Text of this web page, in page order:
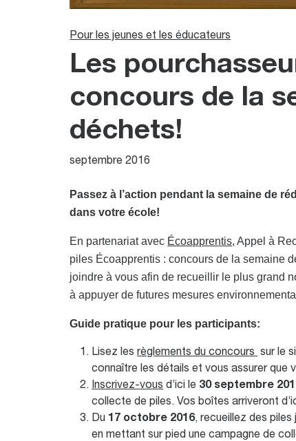
Pour les jeunes et les éducateurs
Les
concours de la
déchets!
septembre 2016
Passez à l’action pendant la semaine de
dans votre école!
En partenariat avec Écoapprentis, Appel à
piles Écoapprentis : concours de la semaine
joindre à vous afin de recueillir le plus grand
à appuyer de futures mesures
Guide pratique pour les participants:
Lisez les règlements du concours sur le
connaître les détails et vous assurer que
Inscrivez-vous d’ici le 30 septembre
collecte de piles. Vos boîtes arriveront
Du 17 octobre 2016, recueillez des piles
en mettant sur pied une campagne de